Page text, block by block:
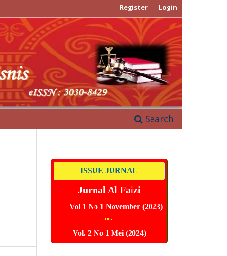
Search
Register Login
ISSUE JURNAL
Jurnal Al Faizi
Vol 1 No 1 November (2023)
Vol. 2 No 1 Mei (2024)